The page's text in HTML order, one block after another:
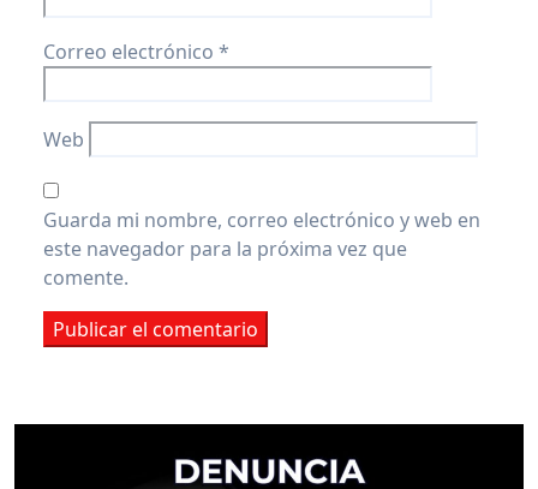
Correo electrónico *
Web
Guarda mi nombre, correo electrónico y web en
este navegador para la próxima vez que
comente.